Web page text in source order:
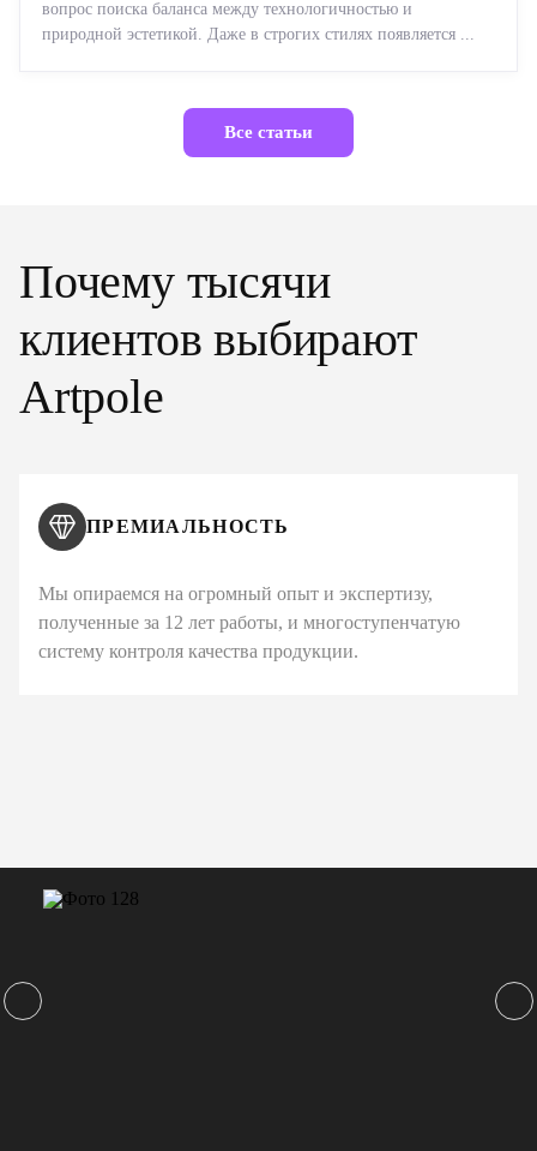
вопрос поиска баланса между технологичностью и
природной эстетикой. Даже в строгих стилях появляется ...
Все статьи
Почему тысячи
клиентов выбирают
Artpole
ПРЕМИАЛЬНОСТЬ
Мы опираемся на огромный опыт и экспертизу,
полученные за 12 лет работы, и многоступенчатую
систему контроля качества продукции.